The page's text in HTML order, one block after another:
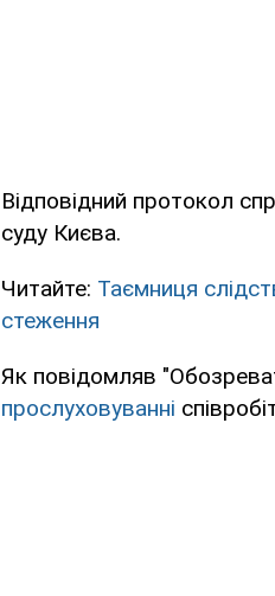
Відповідний протокол
суду Києва.
Читайте: Таємниця
стеження
Як повідомляв
прослуховуванні